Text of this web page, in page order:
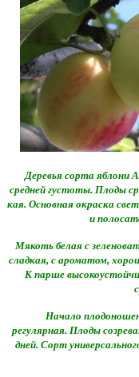
Деревья сорта яблони
средней густоты. Плоды
кая. Основная окраска
и
Мякоть белая с
сладкая, с ароматом,
К парше
Начало
регулярная. Плоды
дней. Сорт